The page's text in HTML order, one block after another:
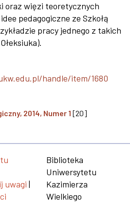
oraz więzi teoretycznych
pedagogiczne ze Szkołą
pracy jednego z takich
handle/item/1680
2014, Numer 1 [20]
uwagi |
Biblioteka
Uniwersytetu
Kazimierza
Wielkiego